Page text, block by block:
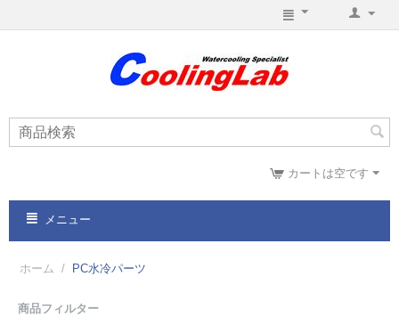
カートは空です
メニュー
ホーム / PC水冷パーツ
商品フィルター